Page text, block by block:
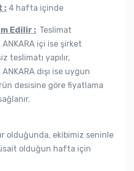
: 4 hafta içinde
Edilir : Teslimat
ANKARA içi ise şirket
teslimatı yapılır,
dışı ise uygun
desisine göre fiyatlama
olduğunda, ekibimiz seninle
olduğun hafta için